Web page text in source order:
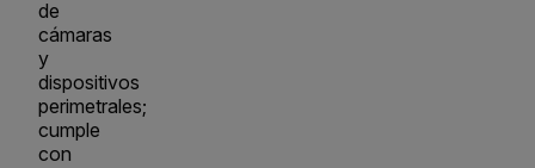
de
cámaras
y
dispositivos
perimetrales;
cumple
con